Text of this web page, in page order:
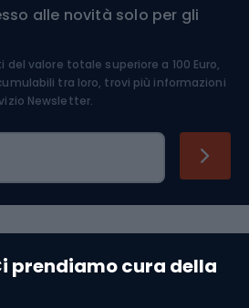
prendiamo cura della
alle novità solo per gli
valore totale superiore a 100 Euro,
tra loro, trovi più informazioni
Newsletter.